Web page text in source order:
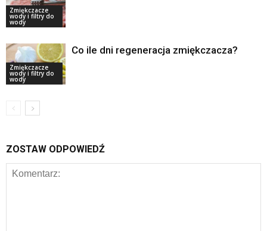
Zmiękczacze
wody i filtry do
wody
Zmiękczacze
wody i filtry do
wody
Co ile dni regeneracja zmiękczacza?
ZOSTAW ODPOWIEDŹ